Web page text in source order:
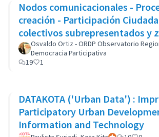
Nodos comunicacionales -
creación - Participación Ciudadana
colectivos subrepresentados y
marginales
Osvaldo Ortiz - ORDP Observatorio
Democracia Participativa
19
1
DATAKOTA ('Urban Data') :
Participatory Urban
Information and Technology